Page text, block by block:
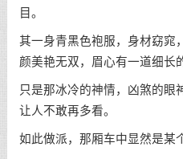
目。
其一身青黑色袍服，身材窈窕
颜美艳无双，眉心有一道细长
只是那冰冷的神情，凶煞的眼
让人不敢再多看。
如此做派，那厢车中显然是某